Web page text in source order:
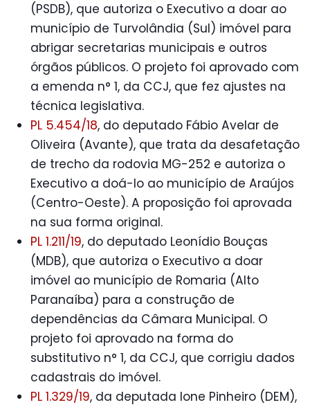
(PSDB), que autoriza o Executivo a doar ao
município de Turvolândia (Sul) imóvel para
abrigar secretarias municipais e outros
órgãos públicos. O projeto foi aprovado com
a emenda n° 1, da CCJ, que fez ajustes na
técnica legislativa.
PL 5.454/18, do deputado Fábio Avelar de
Oliveira (Avante), que trata da desafetação
de trecho da rodovia MG-252 e autoriza o
Executivo a doá-lo ao município de Araújos
(Centro-Oeste). A proposição foi aprovada
na sua forma original.
PL 1.211/19, do deputado Leonídio Bouças
(MDB), que autoriza o Executivo a doar
imóvel ao município de Romaria (Alto
Paranaíba) para a construção de
dependências da Câmara Municipal. O
projeto foi aprovado na forma do
substitutivo n° 1, da CCJ, que corrigiu dados
cadastrais do imóvel.
PL 1.329/19, da deputada Ione Pinheiro (DEM),